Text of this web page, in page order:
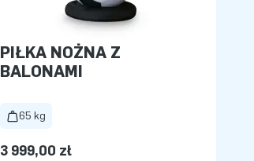
PIŁKA NOŻNA Z
BALONAMI
65 kg
3 999,00 zł